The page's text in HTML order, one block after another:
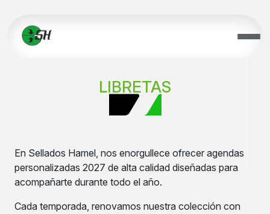
LIBRETAS
En Sellados Hamel, nos enorgullece ofrecer agendas
personalizadas 2027 de alta calidad diseñadas para
acompañarte durante todo el año.
Cada temporada, renovamos nuestra colección con